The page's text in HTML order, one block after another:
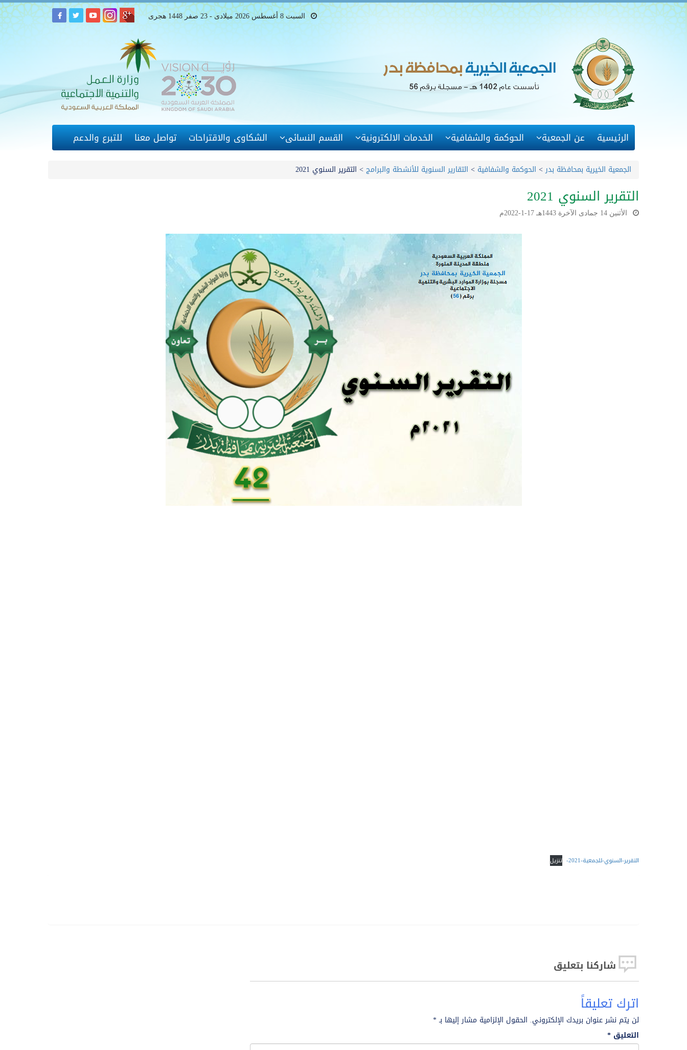
السبت 8 أغسطس 2026 ميلادى - 23 صفر 1448 هجرى
الرئيسية عن الجمعية الحوكمة والشفافية الخدمات الالكترونية القسم النسائى الشكاوى والاقتراحات تواصل معنا للتبرع والدعم
الجمعية الخيرية بمحافظة بدر> الحوكمة والشفافية > التقارير السنوية للأنشطة والبرامج> التقرير السنوي 2021
التقرير السنوي 2021
الأثنين 14 جمادى الآخرة 1443هـ 17-1-2022م
التقرير-السنوي-للجمعية-2021- تنزيل
شاركنا بتعليق
اترك تعليقاً
لن يتم نشر عنوان بريدك الإلكتروني. الحقول الإلزامية مشار إليها بـ*
التعليق *